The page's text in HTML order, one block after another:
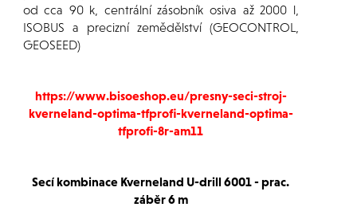
od cca 90 k, centrální zásobník osiva až 2000 l,
ISOBUS a precizní zemědělství (GEOCONTROL,
GEOSEED)
https://www.bisoeshop.eu/presny-seci-stroj-
kverneland-optima-tfprofi-kverneland-optima-
tfprofi-8r-am11
Secí kombinace Kverneland U-drill 6001 - prac.
záběr 6 m